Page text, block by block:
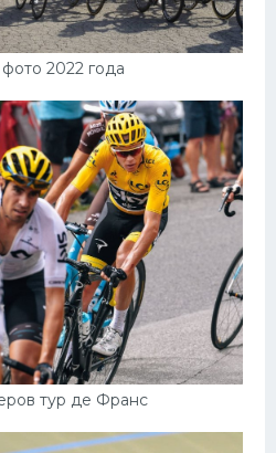
2022 года
тур де Франс